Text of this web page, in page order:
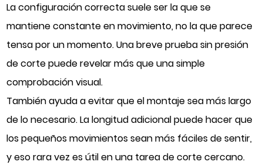
La configuración correcta suele ser la que se
mantiene constante en movimiento, no la que parece
tensa por un momento. Una breve prueba sin presión
de corte puede revelar más que una simple
comprobación visual.
También ayuda a evitar que el montaje sea más largo
de lo necesario. La longitud adicional puede hacer que
los pequeños movimientos sean más fáciles de sentir,
y eso rara vez es útil en una tarea de corte cercano.